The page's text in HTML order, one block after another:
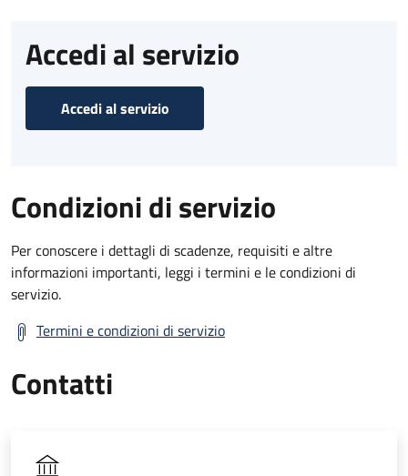
Accedi al servizio
Accedi al servizio
Condizioni di servizio
Per conoscere i dettagli di scadenze, requisiti e altre
informazioni importanti, leggi i termini e le condizioni di
servizio.
Termini e condizioni di servizio
Contatti